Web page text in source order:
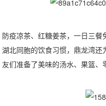
防疫凉茶、红糖姜茶，一日三
湖北同胞的饮食习惯，鼎龙湾
友们准备了美味的汤水、果篮、